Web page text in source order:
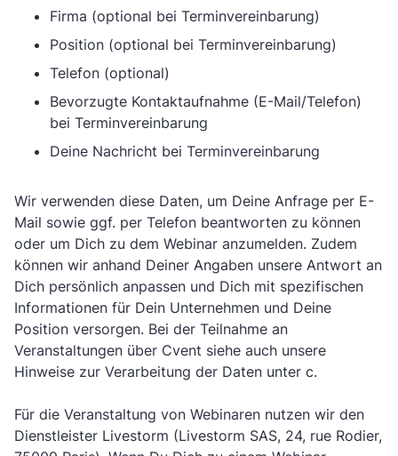
Firma (optional bei Terminvereinbarung)
Position (optional bei Terminvereinbarung)
Telefon (optional)
Bevorzugte Kontaktaufnahme (E-Mail/Telefon)
bei Terminvereinbarung
Deine Nachricht bei Terminvereinbarung
Wir verwenden diese Daten, um Deine Anfrage per E-
Mail sowie ggf. per Telefon beantworten zu können
oder um Dich zu dem Webinar anzumelden. Zudem
können wir anhand Deiner Angaben unsere Antwort an
Dich persönlich anpassen und Dich mit spezifischen
Informationen für Dein Unternehmen und Deine
Position versorgen. Bei der Teilnahme an
Veranstaltungen über Cvent siehe auch unsere
Hinweise zur Verarbeitung der Daten unter c.
Für die Veranstaltung von Webinaren nutzen wir den
Dienstleister Livestorm (Livestorm SAS, 24, rue Rodier,